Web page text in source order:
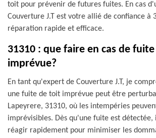
toit pour prévenir de futures fuites. En cas
Couverture J.T est votre allié de confiance à
réparation rapide et efficace.
31310 : que faire en cas de
imprévue?
En tant qu'expert de Couverture J.T, je
une fuite de toit imprévue peut être
Lapeyrere, 31310, où les intempéries
imprévisibles. Dès qu'une fuite est
réagir rapidement pour minimiser les